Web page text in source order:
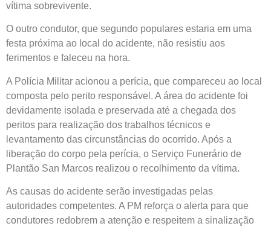
vítima sobrevivente.
O outro condutor, que segundo populares estaria em uma
festa próxima ao local do acidente, não resistiu aos
ferimentos e faleceu na hora.
A Polícia Militar acionou a perícia, que compareceu ao local
composta pelo perito responsável. A área do acidente foi
devidamente isolada e preservada até a chegada dos
peritos para realização dos trabalhos técnicos e
levantamento das circunstâncias do ocorrido. Após a
liberação do corpo pela perícia, o Serviço Funerário de
Plantão San Marcos realizou o recolhimento da vítima.
As causas do acidente serão investigadas pelas
autoridades competentes. A PM reforça o alerta para que
condutores redobrem a atenção e respeitem a sinalização